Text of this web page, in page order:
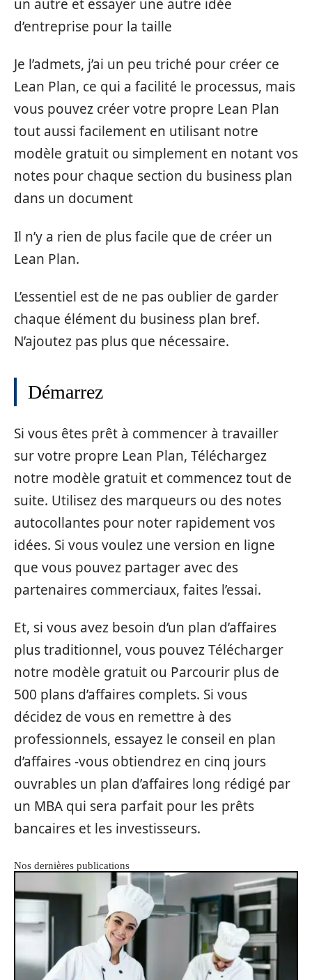
un autre et essayer une autre idée
d’entreprise pour la taille
Je l’admets, j’ai un peu triché pour créer ce
Lean Plan, ce qui a facilité le processus, mais
vous pouvez créer votre propre Lean Plan
tout aussi facilement en utilisant notre
modèle gratuit ou simplement en notant vos
notes pour chaque section du business plan
dans un document
Il n’y a rien de plus facile que de créer un
Lean Plan.
L’essentiel est de ne pas oublier de garder
chaque élément du business plan bref.
N’ajoutez pas plus que nécessaire.
Démarrez
Si vous êtes prêt à commencer à travailler
sur votre propre Lean Plan, Téléchargez
notre modèle gratuit et commencez tout de
suite. Utilisez des marqueurs ou des notes
autocollantes pour noter rapidement vos
idées. Si vous voulez une version en ligne
que vous pouvez partager avec des
partenaires commerciaux, faites l’essai.
Et, si vous avez besoin d’un plan d’affaires
plus traditionnel, vous pouvez Télécharger
notre modèle gratuit ou Parcourir plus de
500 plans d’affaires complets. Si vous
décidez de vous en remettre à des
professionnels, essayez le conseil en plan
d’affaires -vous obtiendrez en cinq jours
ouvrables un plan d’affaires long rédigé par
un MBA qui sera parfait pour les prêts
bancaires et les investisseurs.
Nos dernières publications